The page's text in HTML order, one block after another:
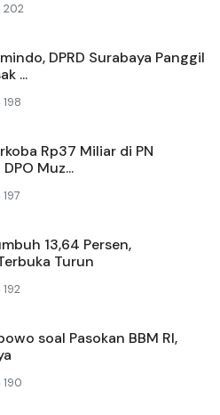
202
DPRD Surabaya Panggil
...
198
Rp37 Miliar di PN
Muz...
197
13,64 Persen,
Turun
192
soal Pasokan BBM RI,
190